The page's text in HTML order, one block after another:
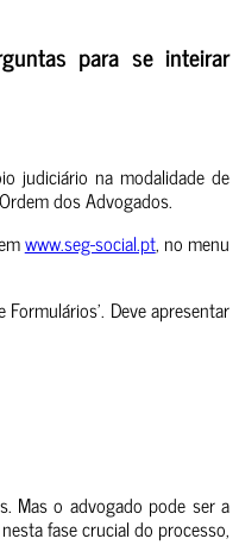
para se inteirar
judiciário na modalidade de
dos Advogados.
www.seg-social.pt, no menu
Deve apresentar
Mas o advogado pode ser a
fase crucial do processo,